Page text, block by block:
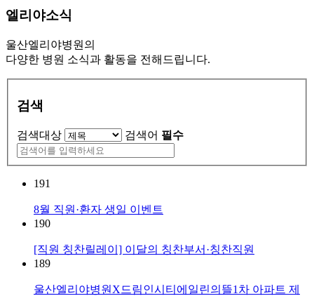
엘리야소식
울산엘리야병원의
다양한 병원 소식과 활동을 전해드립니다.
검색
검색대상 검색어 필수
191
8월 직원·환자 생일 이벤트
190
[직원 칭찬릴레이] 이달의 칭찬부서·칭찬직원
189
울산엘리야병원X드림인시티에일린의뜰1차 아파트 제